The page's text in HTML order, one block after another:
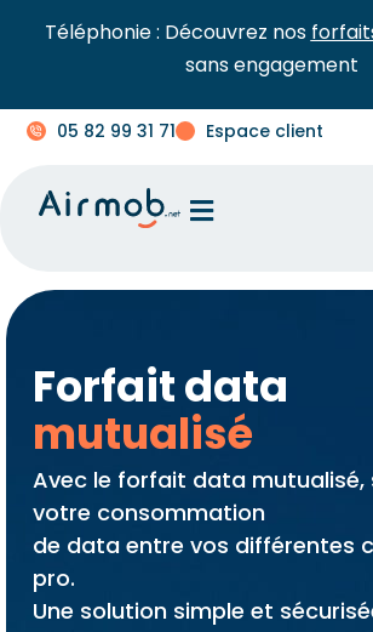
Téléphonie : Découvrez nos
sans engagement
05 82 99 31 71 Espace client
Forfait data
mutualisé
Avec le forfait data mutualisé,
votre consommation
de data entre vos différentes
pro.
Une solution simple et